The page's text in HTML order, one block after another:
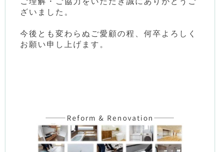
ざいました。
今後とも変わらぬご愛顧の程、何卒よろしく
お願い申し上げます。
———Reform & Renovation———